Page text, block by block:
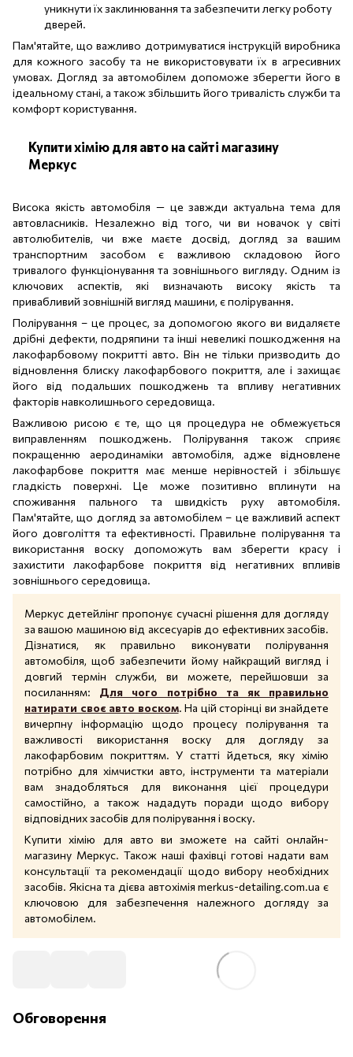
уникнути їх заклинювання та забезпечити легку роботу
дверей.
Пам'ятайте, що важливо дотримуватися інструкцій виробника
для кожного засобу та не використовувати їх в агресивних
умовах. Догляд за автомобілем допоможе зберегти його в
ідеальному стані, а також збільшить його тривалість служби та
комфорт користування.
Купити хімію для авто на сайті магазину
Меркус
Висока якість автомобіля — це завжди актуальна тема для
автовласників. Незалежно від того, чи ви новачок у світі
автолюбителів, чи вже маєте досвід, догляд за вашим
транспортним засобом є важливою складовою його
тривалого функціонування та зовнішнього вигляду. Одним із
ключових аспектів, які визначають високу якість та
привабливий зовнішній вигляд машини, є полірування.
Полірування – це процес, за допомогою якого ви видаляєте
дрібні дефекти, подряпини та інші невеликі пошкодження на
лакофарбовому покритті авто. Він не тільки призводить до
відновлення блиску лакофарбового покриття, але і захищає
його від подальших пошкоджень та впливу негативних
факторів навколишнього середовища.
Важливою рисою є те, що ця процедура не обмежується
виправленням пошкоджень. Полірування також сприяє
покращенню аеродинаміки автомобіля, адже відновлене
лакофарбове покриття має менше нерівностей і збільшує
гладкість поверхні. Це може позитивно вплинути на
споживання пального та швидкість руху автомобіля.
Пам'ятайте, що догляд за автомобілем – це важливий аспект
його довголіття та ефективності. Правильне полірування та
використання воску допоможуть вам зберегти красу і
захистити лакофарбове покриття від негативних впливів
зовнішнього середовища.
Меркус детейлінг пропонує сучасні рішення для догляду
за вашою машиною від аксесуарів до ефективних засобів.
Дізнатися, як правильно виконувати полірування
автомобіля, щоб забезпечити йому найкращий вигляд і
довгий термін служби, ви можете, перейшовши за
посиланням: Для чого потрібно та як правильно
натирати своє авто воском. На цій сторінці ви знайдете
вичерпну інформацію щодо процесу полірування та
важливості використання воску для догляду за
лакофарбовим покриттям. У статті йдеться, яку хімію
потрібно для хімчистки авто, інструменти та матеріали
вам знадобляться для виконання цієї процедури
самостійно, а також нададуть поради щодо вибору
відповідних засобів для полірування і воску.
Купити хімію для авто ви зможете на сайті онлайн-
магазину Меркус. Також наші фахівці готові надати вам
консультації та рекомендації щодо вибору необхідних
засобів. Якісна та дієва автохіміяmerkus-detailing.com.ua є
ключовою для забезпечення належного догляду за
автомобілем.
Обговорення